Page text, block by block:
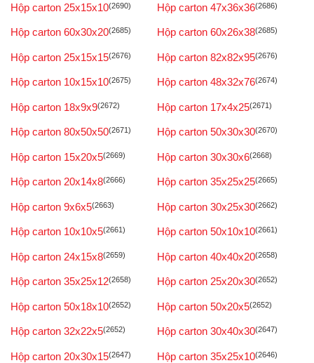
Hộp carton 25x15x10(2690) Hộp carton 47x36x36(2686)
Hộp carton 60x30x20(2685) Hộp carton 60x26x38(2685)
Hộp carton 25x15x15(2676) Hộp carton 82x82x95(2676)
Hộp carton 10x15x10(2675) Hộp carton 48x32x76(2674)
Hộp carton 18x9x9(2672) Hộp carton 17x4x25(2671)
Hộp carton 80x50x50(2671) Hộp carton 50x30x30(2670)
Hộp carton 15x20x5(2669) Hộp carton 30x30x6(2668)
Hộp carton 20x14x8(2666) Hộp carton 35x25x25(2665)
Hộp carton 9x6x5(2663) Hộp carton 30x25x30(2662)
Hộp carton 10x10x5(2661) Hộp carton 50x10x10(2661)
Hộp carton 24x15x8(2659) Hộp carton 40x40x20(2658)
Hộp carton 35x25x12(2658) Hộp carton 25x20x30(2652)
Hộp carton 50x18x10(2652) Hộp carton 50x20x5(2652)
Hộp carton 32x22x5(2652) Hộp carton 30x40x30(2647)
Hộp carton 20x30x15(2647) Hộp carton 35x25x10(2646)